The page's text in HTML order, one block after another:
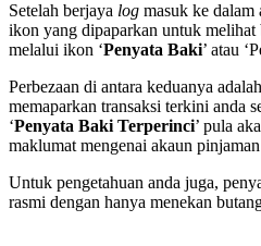
Setelah berjaya log masuk ke dalam
ikon yang dipaparkan untuk melihat
melalui ikon ‘Penyata Baki’ atau
Perbezaan di antara keduanya
memaparkan transaksi terkini anda
‘Penyata Baki Terperinci’ pula
maklumat mengenai akaun
Untuk pengetahuan anda juga,
rasmi dengan hanya menekan